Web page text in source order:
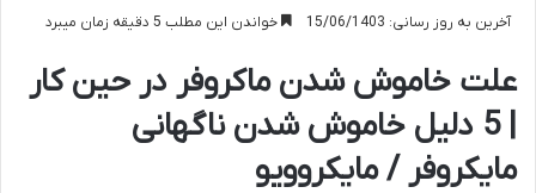
آخرین به روز رسانی: 15/06/1403 خواندن این مطلب 5 دقیقه زمان میبرد
علت خاموش شدن ماکروفر در حین کار
| 5 دلیل خاموش شدن ناگهانی
مایکروفر / مایکروویو